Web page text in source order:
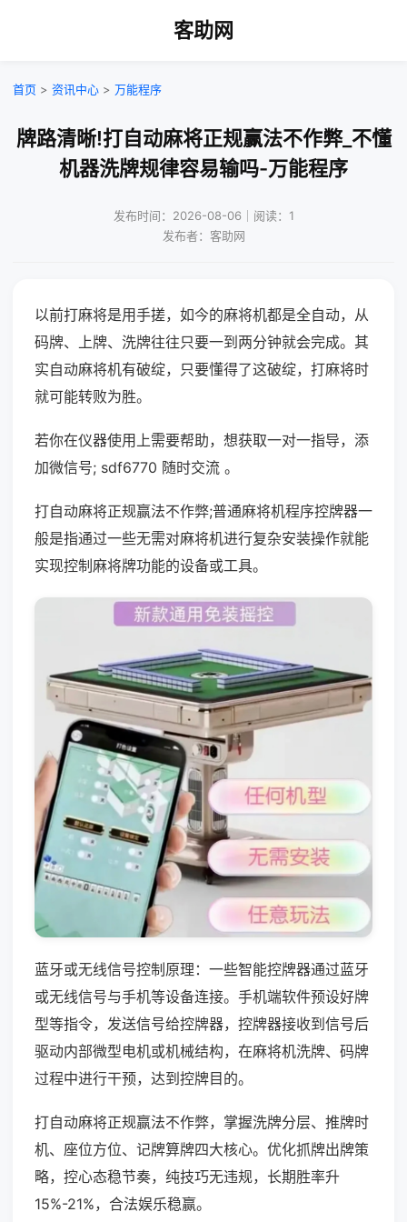
客助网
首页 > 资讯中心 > 万能程序
牌路清晰!打自动麻将正规赢法不作弊_不懂
机器洗牌规律容易输吗-万能程序
发布时间：2026-08-06｜阅读：1
发布者：客助网
以前打麻将是用手搓，如今的麻将机都是全自动，从
码牌、上牌、洗牌往往只要一到两分钟就会完成。其
实自动麻将机有破绽，只要懂得了这破绽，打麻将时
就可能转败为胜。
若你在仪器使用上需要帮助，想获取一对一指导，添
加微信号; sdf6770 随时交流 。
打自动麻将正规赢法不作弊;普通麻将机程序控牌器一
般是指通过一些无需对麻将机进行复杂安装操作就能
实现控制麻将牌功能的设备或工具。
蓝牙或无线信号控制原理：一些智能控牌器通过蓝牙
或无线信号与手机等设备连接。手机端软件预设好牌
型等指令，发送信号给控牌器，控牌器接收到信号后
驱动内部微型电机或机械结构，在麻将机洗牌、码牌
过程中进行干预，达到控牌目的。
打自动麻将正规赢法不作弊，掌握洗牌分层、推牌时
机、座位方位、记牌算牌四大核心。优化抓牌出牌策
略，控心态稳节奏，纯技巧无违规，长期胜率升
15%-21%，合法娱乐稳赢。